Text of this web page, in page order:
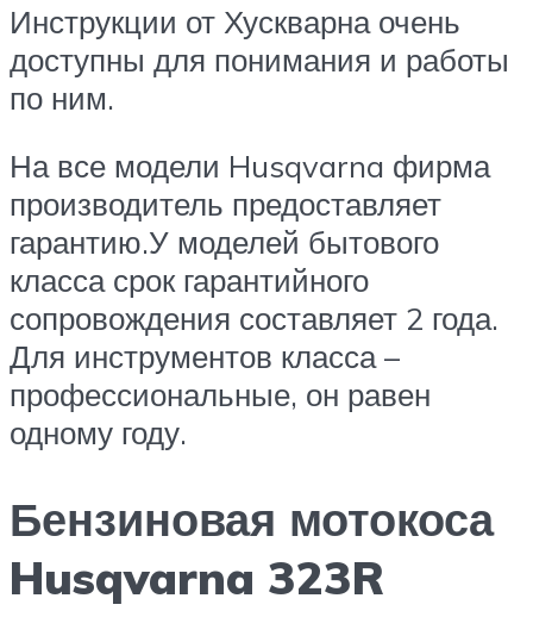
Инструкции от Хускварна очень
доступны для понимания и работы
по ним.
На все модели Husqvarna фирма
производитель предоставляет
гарантию.У моделей бытового
класса срок гарантийного
сопровождения составляет 2 года.
Для инструментов класса –
профессиональные, он равен
одному году.
Бензиновая мотокоса
Husqvarna 323R